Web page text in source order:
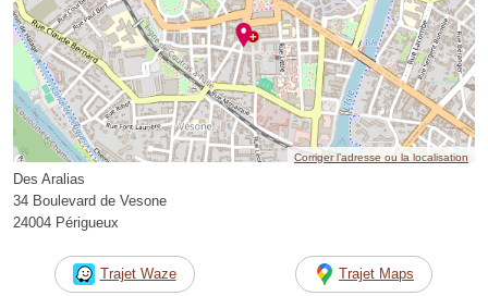
Corriger l’adresse ou la localisation
Des Aralias
34 Boulevard de Vesone
24004 Périgueux
Trajet Waze Trajet Maps